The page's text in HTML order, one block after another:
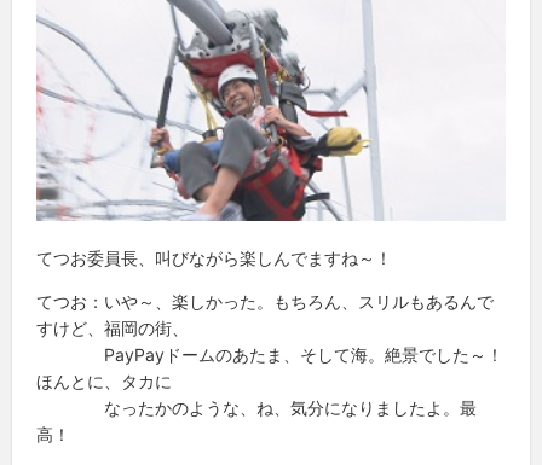
てつお委員長、叫びながら楽しんでますね～！
てつお：いや～、楽しかった。もちろん、スリルもあるんで
すけど、福岡の街、
PayPayドームのあたま、そして海。絶景でした～！
ほんとに、タカに
なったかのような、ね、気分になりましたよ。最
高！